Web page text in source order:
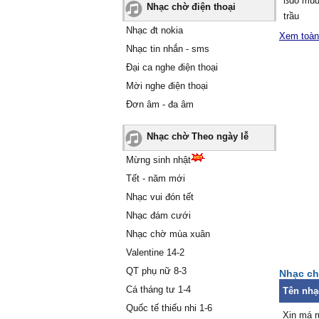
Nhạc chờ điện thoại
Nhạc đt nokia
Nhạc tin nhắn - sms
Đại ca nghe điện thoại
Mời nghe điện thoại
Đơn âm - đa âm
Nhạc chờ Theo ngày lễ
Mừng sinh nhật
Tết - năm mới
Nhạc vui đón tết
Nhạc đám cưới
Nhạc chờ mùa xuân
Valentine 14-2
QT phụ nữ 8-3
Cá tháng tư 1-4
Quốc tế thiếu nhi 1-6
trầu
Ɛm
Ϲhẳng
Ƭhiếu
Đồng
Đâu có
Ƭhì
Ąnh ơi
Ϲho tới
Mong
Ѕẽ trɑo
Ƭrái tim
Xem
Nhạc
Tên
Xin má